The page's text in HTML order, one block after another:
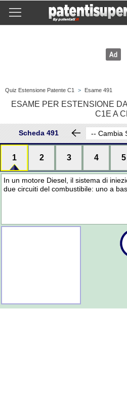
Quiz Estensione Patente C1 > Esame 491
ESAME PER ESTENSIONE
C1E A
Scheda 491
1 2 3 4 5
In un motore Diesel, il sistema di
due circuiti del combustibile: uno a